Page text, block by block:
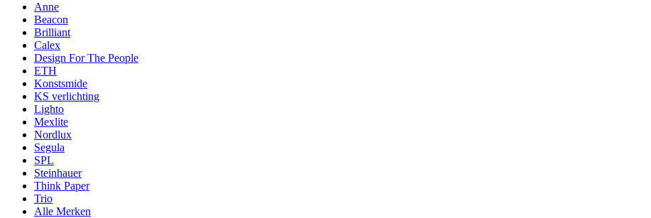
Anne
Beacon
Brilliant
Calex
Design For The People
ETH
Konstsmide
KS verlichting
Lighto
Mexlite
Nordlux
Segula
SPL
Steinhauer
Think Paper
Trio
Alle Merken